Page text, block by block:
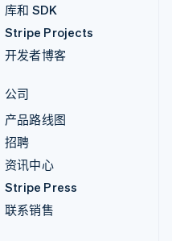
库和 SDK
Stripe Projects
开发者博客
公司
产品路线图
招聘
资讯中心
Stripe Press
联系销售